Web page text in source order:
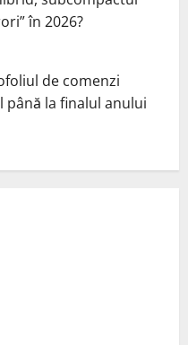
în 2026?
de comenzi
la finalul anului